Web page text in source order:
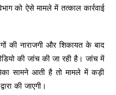
को ऐसे मामले में तत्काल कार्रवाई
की नाराजगी और शिकायत के बाद
की जांच की जा रही है। जांच में
सामने आती है तो मामले में कड़ी
की जाएगी।